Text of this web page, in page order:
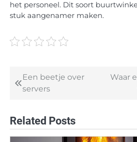
het personeel. Dit soort
stuk aangenamer maken.
Post
Een beetje over
servers
Waar
Related Posts